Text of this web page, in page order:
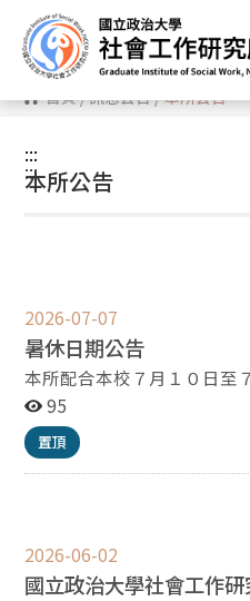
到
主
要
容 首頁/訊息公告/本所公告
:::
:::
本所公告
2026-07-07
暑休日期公告
本所配合本校７月１０日至
１４日期間上班時間調整為
95
置頂
2026-06-02
國立政治大學社會工作